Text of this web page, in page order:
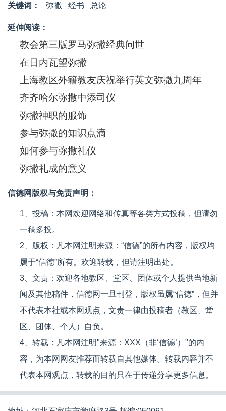
关键词： 弥撒 经书 总论
延伸阅读：
教会第三版罗马弥撒经典问世
在日内瓦望弥撒
上海教区外籍教友庆祝举行英文弥撒九周年
齐齐哈尔弥撒中添司仪
弥撒神职的服饰
参与弥撒的知识点滴
如何参与弥撒礼仪
弥撒礼成的意义
信德网版权与免责声明：
1、投稿：本网欢迎网络和传真等各类方式投稿，但请勿
一稿多投。
2、版权：凡本网注明来源：“信德”的所有内容，版权均
属于“信德”所有。欢迎转载，但请注明出处。
3、文责：欢迎各地教区、堂区、团体或个人提供当地新
闻及其他稿件，信德网一旦刊登，版权虽属“信德”，但并
不代表本社或本网观点，文责一律由投稿者（教区、堂
区、团体、个人）自负。
4、转载：凡本网注明"来源：XXX（非‘信德’）"的内
容，为本网网友推荐而转载自其他媒体。转载内容并不
代表本网观点，转载的目的只在于传递分享更多信息。